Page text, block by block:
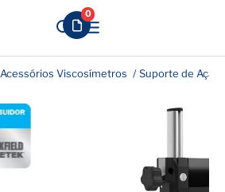
0
Acessórios Viscosímetros Suporte de Ação